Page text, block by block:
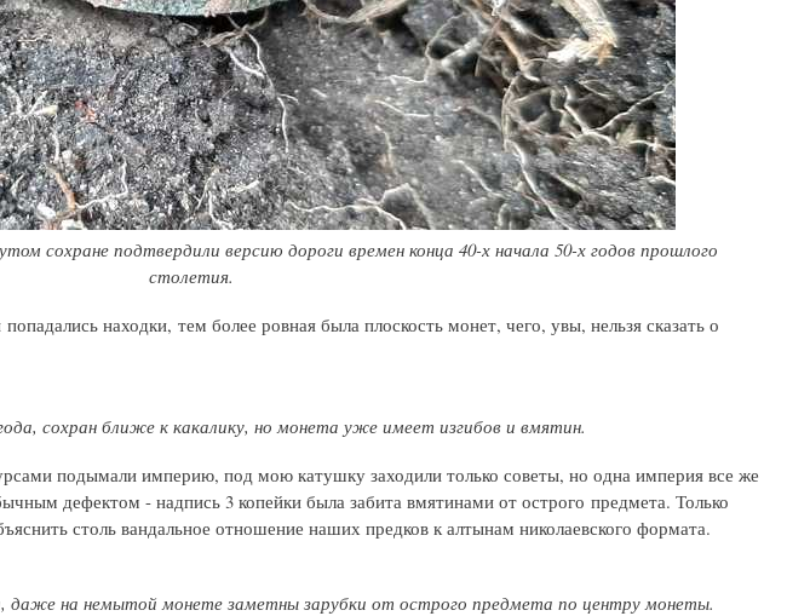
сохране подтвердили версию дороги времен конца 40-х начала 50-х годов прошлого
столетия.
находки, тем более ровная была плоскость монет, чего, увы, нельзя сказать о
сохран ближе к какалику, но монета уже имеет изгибов и вмятин.
подымали империю, под мою катушку заходили только советы, но одна империя все же
дефектом - надпись 3 копейки была забита вмятинами от острого предмета. Только
столь вандальное отношение наших предков к алтынам николаевского формата.
даже на немытой монете заметны зарубки от острого предмета по центру монеты.